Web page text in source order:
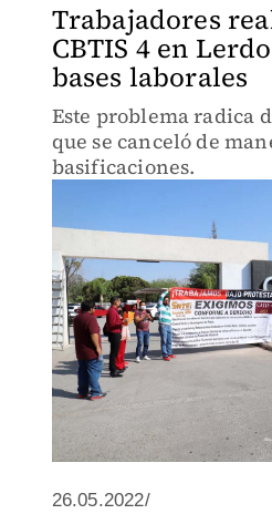
Trabajadores
CBTIS 4 en
bases laborales
Este problema radica
que se canceló de
basificaciones.
26.05.2022/